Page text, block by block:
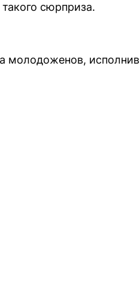
сюрприза.
молодоженов, исполнив